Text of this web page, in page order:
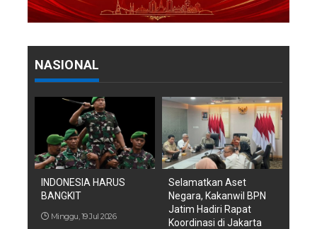
NASIONAL
INDONESIA HARUS
BANGKIT
Minggu, 19 Jul 2026
Selamatkan Aset
Negara, Kakanwil BPN
Jatim Hadiri Rapat
Koordinasi di Jakarta